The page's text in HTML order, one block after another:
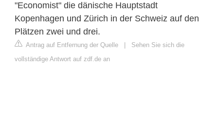
"Economist" die dänische Hauptstadt
Kopenhagen und Zürich in der Schweiz auf den
Plätzen zwei und drei.
Antrag auf Entfernung der Quelle
Sehen Sie sich die
vollständige Antwort auf zdf.de an